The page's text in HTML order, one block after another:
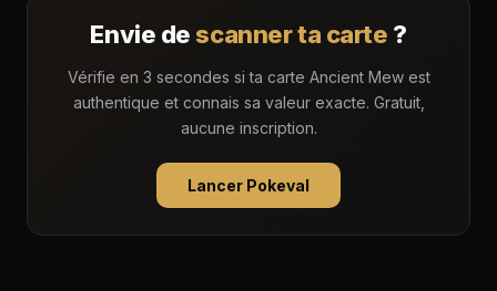
Envie descanner ta carte ?
Vérifie en 3 secondes si ta carte Ancient Mew est
authentique et connais sa valeur exacte. Gratuit,
aucune inscription.
Lancer Pokeval